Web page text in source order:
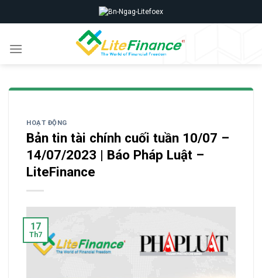
to
HOẠT ĐỘNG
Bản tin tài chính cuối tuần 10/07 –
14/07/2023 | Báo Pháp Luật –
LiteFinance
17
Th7